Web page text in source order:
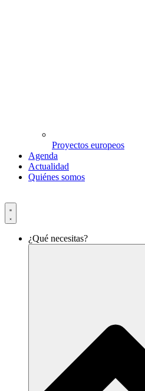
Proyectos europeos
Agenda
Actualidad
Quiénes somos
¿Qué necesitas?